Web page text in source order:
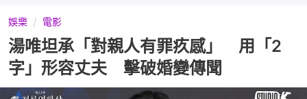
娛樂 電影
湯唯坦承「對親人有罪疚感」 用「2
字」形容丈夫 擊破婚變傳聞